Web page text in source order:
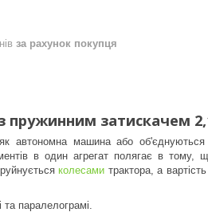
за рахунок покупця
пружинним затискачем
як автономна машина або
в один агрегат полягає в тому,
колесами трактора, а
паралелограмі.